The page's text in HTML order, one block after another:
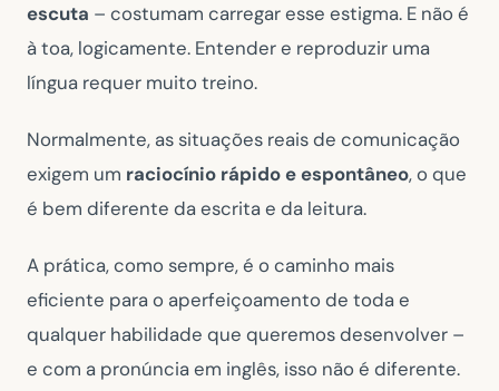
escuta – costumam carregar esse estigma. E não é
à toa, logicamente. Entender e reproduzir uma
língua requer muito treino.
Normalmente, as situações reais de comunicação
exigem um raciocínio rápido e espontâneo, o que
é bem diferente da escrita e da leitura.
A prática, como sempre, é o caminho mais
eficiente para o aperfeiçoamento de toda e
qualquer habilidade que queremos desenvolver –
e com a pronúncia em inglês, isso não é diferente.